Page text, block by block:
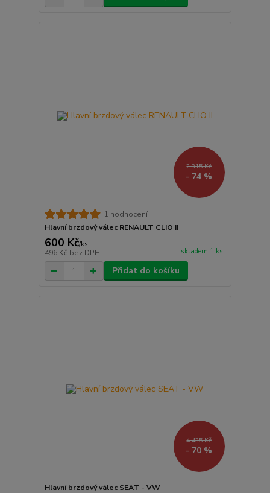
2 315 Kč
- 74 %
1 hodnocení
Hlavní brzdový válec RENAULT CLIO II
600 Kč/ks
496 Kč bez DPH skladem 1 ks
Přidat do košíku
4 435 Kč
- 70 %
Hlavní brzdový válec SEAT - VW